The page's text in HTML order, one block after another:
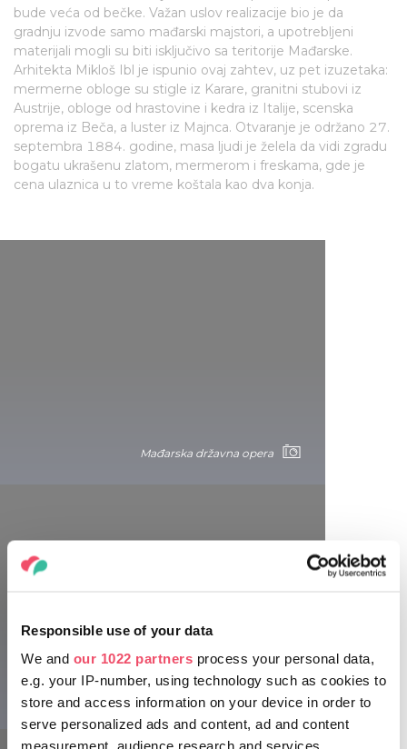
Responsible use of your data
We and our 1022 partners process your personal data,
e.g. your IP-number, using technology such as cookies to
store and access information on your device in order to
serve personalized ads and content, ad and content
measurement, audience research and services
bude veća od bečke. Važan uslov realizacije bio je da
gradnju izvode samo mađarski majstori, a upotrebljeni
materijali mogli su biti isključivo sa teritorije Mađarske.
Arhitekta Mikloš Ibl je ispunio ovaj zahtev, uz pet izuzetaka:
mermerne obloge su stigle iz Karare, granitni stubovi iz
Austrije, obloge od hrastovine i kedra iz Italije, scenska
oprema iz Beča, a luster iz Majnca. Otvaranje je održano 27.
septembra 1884. godine, masa ljudi je želela da vidi zgradu
bogatu ukrašenu zlatom, mermerom i freskama, gde je
cena ulaznica u to vreme koštala kao dva konja.
Mađarska državna opera
Mađarska državna opera
pozorišta u Srednjoj Evropi
Komediografsko pozorište - Vígszínház (XIII kvart,
bulevar Sv. Ištvana (Szent István krt. 14.))
Već pomenuta dvojica genijalnih arhitekata, Austrijanac
Ferdinand Fellner i Prus Herman Helmer, tokom decenija